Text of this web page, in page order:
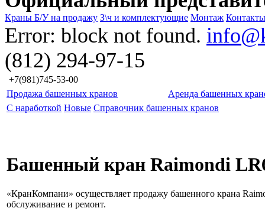
Краны Б/У на продажу З\ч и комплектующие Монтаж Контакты
Error: block not found.
(812) 294-97-15
+7(981)745-53-00
Продажа башенных кранов
Аренда башенных
С наработкой Новые Справочник башенных кранов
Башенный кран Raimondi
«КранКомпани» осуществляет продажу башенного крана
обслуживание и ремонт.